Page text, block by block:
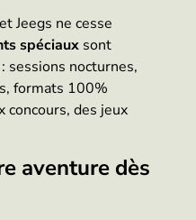
Jeegs ne cesse
spéciaux sont
sessions nocturnes,
formats 100%
concours, des jeux
aventure dès